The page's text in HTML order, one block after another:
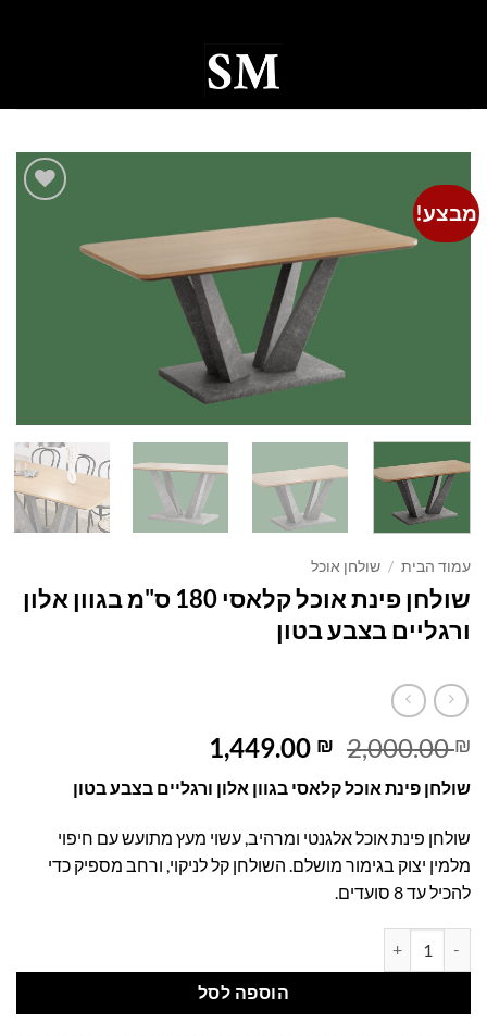
מבצע!
עמוד הבית / שולחן אוכל
שולחן פינת אוכל קלאסי 180 ס"מ בגוון אלון
ורגליים בצבע בטון
2,000.00₪
המחיר
המקורי
היה:
2,000.00 ₪.
1,449.00 ₪
הנוכחי
הוא:
שולחן פינת אוכל קלאסי בגוון אלון ורגליים בצבע בטון
שולחן פינת אוכל אלגנטי ומרהיב, עשוי מעץ מתועש עם חיפוי
מלמין יצוק בגימור מושלם. השולחן קל לניקוי, ורחב מספיק כדי
להכיל עד 8 סועדים.
הוספה לסל